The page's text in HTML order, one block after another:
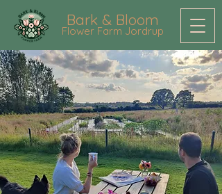
Bark & Bloom
Flower Farm Jordrup